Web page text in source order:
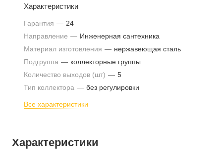
Характеристики
Гарантия — 24
Направление — Инженерная сантехника
Материал изготовления — нержавеющая сталь
Подгруппа — коллекторные группы
Количество выходов (шт) — 5
Тип коллектора — без регулировки
Все характеристики
Характеристики